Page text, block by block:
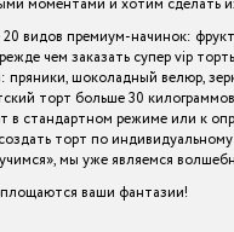
моментами и хотим сделать
20 видов премиум-начинок:
чем заказать супер vip
шоколадный велюр,
торт больше 30
в стандартном режиме или к
торт по
мы уже являемся
ваши фантазии!